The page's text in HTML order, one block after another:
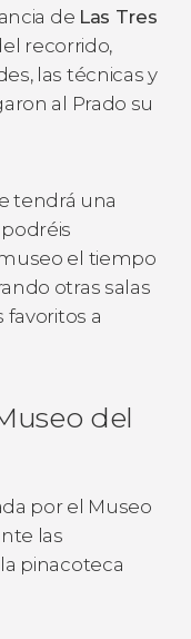
de Las Tres
recorrido,
las técnicas y
al Prado su
tendrá una
el tiempo
otras salas
favoritos a
del
por el Museo
las
pinacoteca